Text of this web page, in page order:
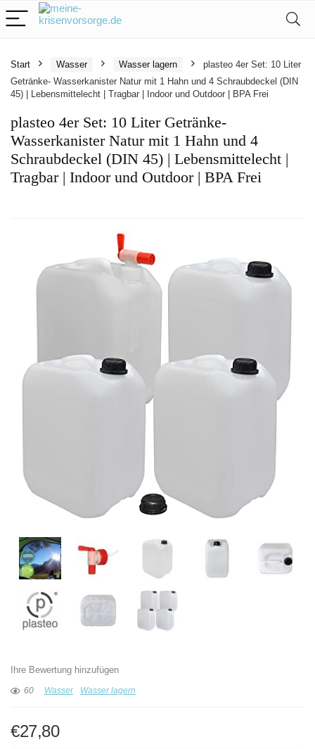
Start Wasser Wasser lagern
plasteo 4er Set: 10 Liter
Getränke- Wasserkanister Natur mit 1 Hahn und 4 Schraubdeckel (DIN
45) | Lebensmittelecht | Tragbar | Indoor und Outdoor | BPA Frei
plasteo 4er Set: 10 Liter Getränke-
Wasserkanister Natur mit 1 Hahn und 4
Schraubdeckel (DIN 45) | Lebensmittelecht |
Tragbar | Indoor und Outdoor | BPA Frei
Ihre Bewertung hinzufügen
60 Wasser Wasser lagern
€27,80